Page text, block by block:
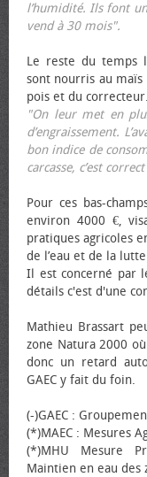
l’humidité. Ils font
vend à 30 mois".
Le reste du temps
sont nourris au
pois et du correcteur.
"On leur met en
d’engraissement.
bon indice de
carcasse, c’est
Pour ces bas-
environ 4000 €,
pratiques agricoles
de l’eau et de la
Il est concerné par
détails c'est d'une
Mathieu Brassart
zone Natura 2000
donc un retard
GAEC y fait du foin.
(-)GAEC :
(*)MAEC : Mesures
(*)MHU Mesure
Maintien en eau des